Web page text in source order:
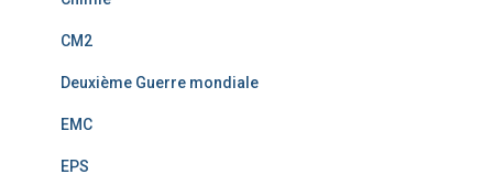
CM2
Deuxième Guerre mondiale
EMC
EPS